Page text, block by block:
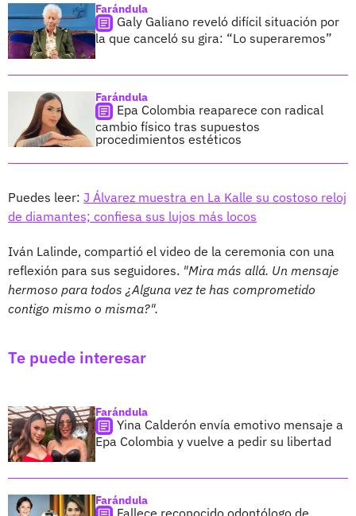
Farándula
Galy Galiano reveló difícil situación por
la que canceló su gira: “Lo superaremos”
Farándula
Epa Colombia reaparece con radical
cambio físico tras supuestos
procedimientos estéticos
Puedes leer: J Álvarez muestra en La Kalle su costoso reloj
de diamantes; confiesa sus lujos más locos
Iván Lalinde, compartió el video de la ceremonia con una
reflexión para sus seguidores. "Mira más allá. Un mensaje
hermoso para todos ¿Alguna vez te has comprometido
contigo mismo o misma?".
Te puede interesar
Farándula
Yina Calderón envía emotivo mensaje a
Epa Colombia y vuelve a pedir su libertad
Farándula
Fallece reconocido odontólogo de